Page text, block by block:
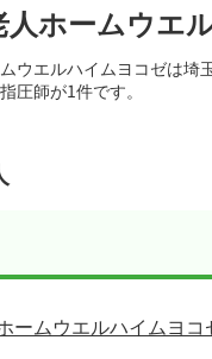
人ホームウエ
ウエルハイムヨコゼは埼
圧師が1件です。
ームウエルハイムヨ